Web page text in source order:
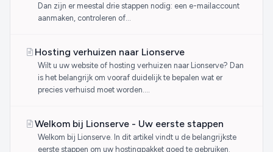
Dan zijn er meestal drie stappen nodig: een e-mailaccount
aanmaken, controleren of...
Hosting verhuizen naar Lionserve
Wilt u uw website of hosting verhuizen naar Lionserve? Dan
is het belangrijk om vooraf duidelijk te bepalen wat er
precies verhuisd moet worden....
Welkom bij Lionserve - Uw eerste stappen
Welkom bij Lionserve. In dit artikel vindt u de belangrijkste
eerste stappen om uw hostingpakket goed te gebruiken.